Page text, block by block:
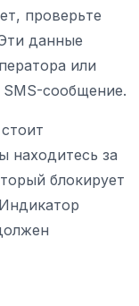
проверьте
данные
или
SMS-сообщение.
находитесь за
блокирует